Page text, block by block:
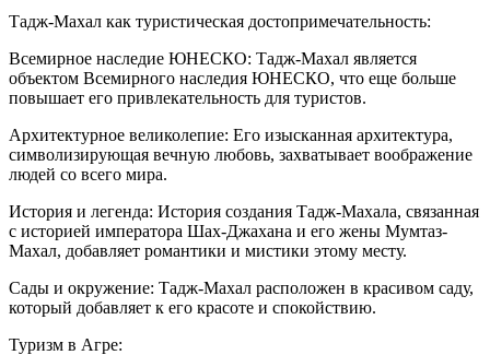
Тадж-Махал как туристическая достопримечательность:
Всемирное наследие ЮНЕСКО: Тадж-Махал является
объектом Всемирного наследия ЮНЕСКО, что еще больше
повышает его привлекательность для туристов.
Архитектурное великолепие: Его изысканная архитектура,
символизирующая вечную любовь, захватывает воображение
людей со всего мира.
История и легенда: История создания Тадж-Махала, связанная
с историей императора Шах-Джахана и его жены Мумтаз-
Махал, добавляет романтики и мистики этому месту.
Сады и окружение: Тадж-Махал расположен в красивом саду,
который добавляет к его красоте и спокойствию.
Туризм в Агре: